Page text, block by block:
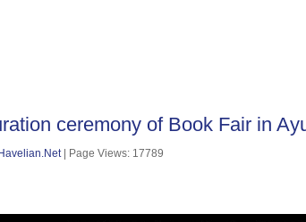
ceremony of Book Fair in
Havelian.Net| Page Views: 17789